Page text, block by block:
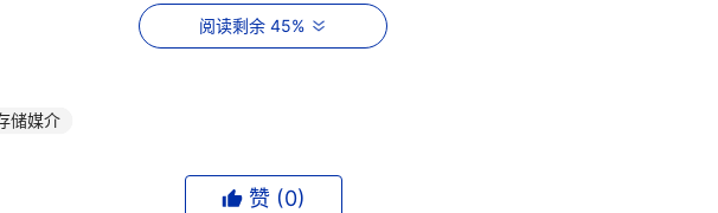
论，总有人说磁带已经完了。为什么一些存储厂商总是说磁带完了，而事实明显是磁带
阅读剩余 45%
储媒介
赞 (0)